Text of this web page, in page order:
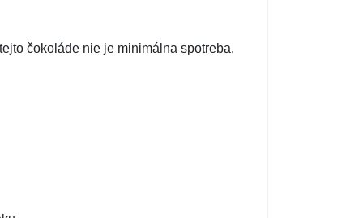
čokoláde nie je minimálna spotreba.